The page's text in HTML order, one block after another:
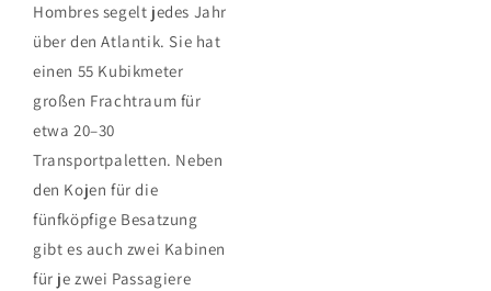
Hombres segelt jedes Jahr
über den Atlantik. Sie hat
einen 55 Kubikmeter
großen Frachtraum für
etwa 20–30
Transportpaletten. Neben
den Kojen für die
fünfköpfige Besatzung
gibt es auch zwei Kabinen
für je zwei Passagiere